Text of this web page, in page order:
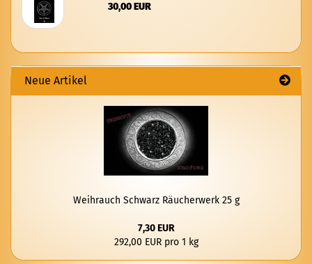
30,00 EUR
Neue Artikel
Weih­rauch Schwarz Räu­cher­werk 25 g
7,30 EUR
292,00 EUR pro 1 kg